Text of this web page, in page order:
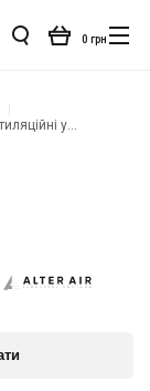
0 грн
Припливні вентиляційні установки Systemair